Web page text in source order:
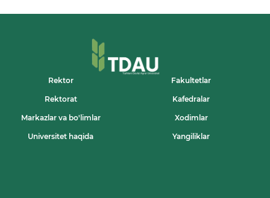
XALQARO
Rektor Fakultetlar
Rektorat Kafedralar
Markazlar va bo'limlar Xodimlar
Universitet haqida Yangiliklar